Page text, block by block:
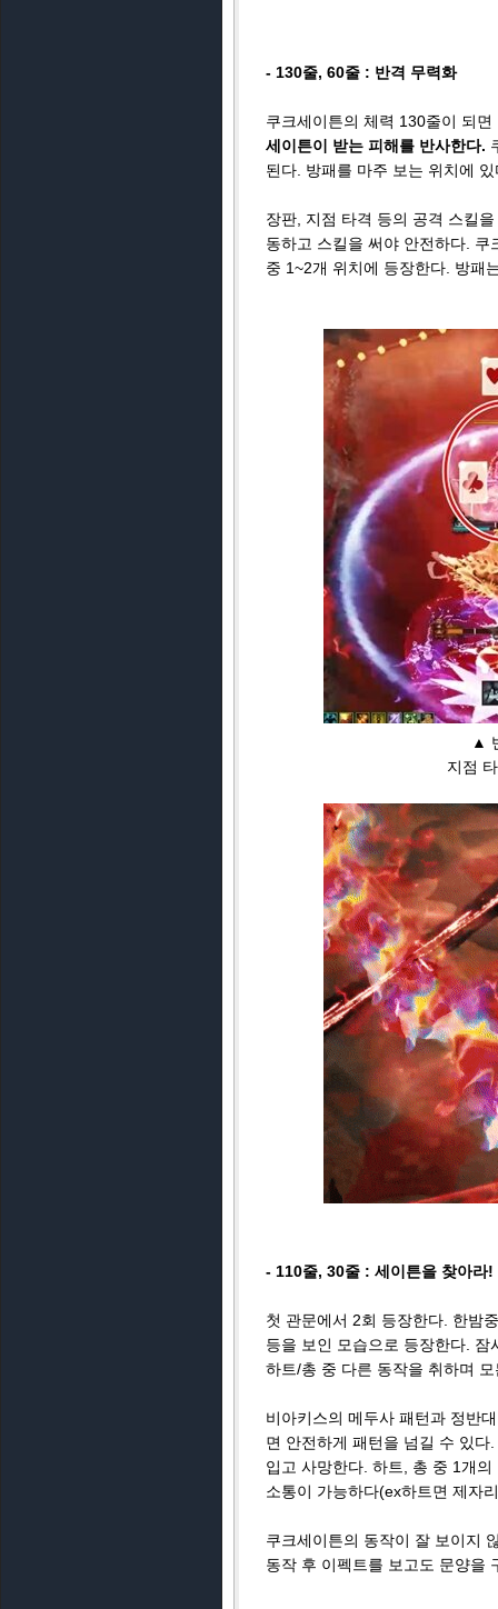
- 130줄, 60줄 : 반격 무력화
쿠크세이튼의 체력 130줄이 되
세이튼이 받는 피해를 반사한다.
된다. 방패를 마주 보는 위치에
장판, 지점 타격 등의 공격 스킬
동하고 스킬을 써야 안전하다.
중 1~2개 위치에 등장한다. 방패
▲
지점
- 110줄, 30줄 : 세이튼을 찾아라!
첫 관문에서 2회 등장한다. 한밤
등을 보인 모습으로 등장한다.
하트/총 중 다른 동작을 취하며
비아키스의 메두사 패턴과 정반
면 안전하게 패턴을 넘길 수 있
입고 사망한다. 하트, 총 중 1개
소통이 가능하다(ex하트면 제자
쿠크세이튼의 동작이 잘 보이지
동작 후 이펙트를 보고도 문양을